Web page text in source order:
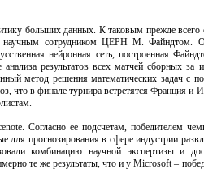
больших данных. К таковым прежде всего
научным сотрудником ЦЕРН М. Файндтом.
нейронная сеть, построенная
результатов всех матчей сборных за
метод решения математических задач с
что в финале турнира встретятся Франция и
Согласно ее подсчетам, победителем
для прогнозирования в сфере индустрии
комбинацию научной экспертизы и
те же результаты, что и у Microsoft –